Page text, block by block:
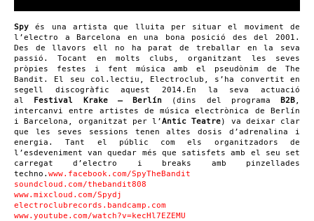
Spy és una artista que lluita per situar el moviment de
l’electro a Barcelona en una bona posició des del 2001.
Des de llavors ell no ha parat de treballar en la seva
passió. Tocant en molts clubs, organitzant les seves
pròpies festes i fent música amb el pseudònim de The
Bandit. El seu col.lectiu, Electroclub, s’ha convertit en
segell discogràfic aquest 2014.En la seva actuació
al Festival Krake – Berlín (dins del programa B2B,
intercanvi entre artistes de música electrònica de Berlín
i Barcelona, organitzat per l’Antic Teatre) va deixar clar
que les seves sessions tenen altes dosis d’adrenalina i
energia. Tant el públic com els organitzadors de
l’esdeveniment van quedar més que satisfets amb el seu set
carregat d’electro i breaks amb pinzellades
techno. www.facebook.com/SpyTheBandit
soundcloud.com/thebandit808
www.mixcloud.com/Spydj
electroclubrecords.bandcamp.com
www.youtube.com/watch?v=kecHl7EZEMU